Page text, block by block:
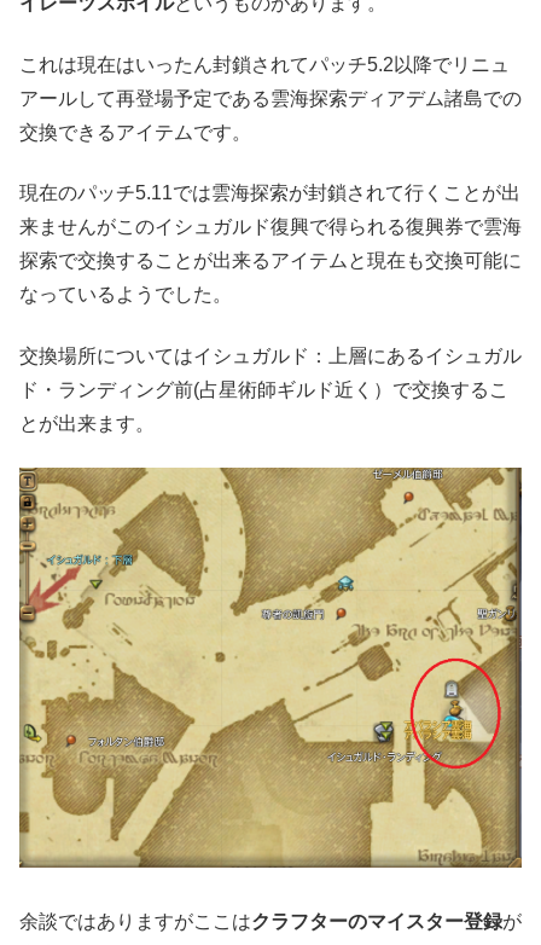
これは現在はいったん封鎖されてパッチ5.2以降でリニュ
アールして再登場予定である雲海探索ディアデム諸島での
交換できるアイテムです。
現在のパッチ5.11では雲海探索が封鎖されて行くことが出
来ませんがこのイシュガルド復興で得られる復興券で雲海
探索で交換することが出来るアイテムと現在も交換可能に
なっているようでした。
交換場所についてはイシュガルド：上層にあるイシュガル
ド・ランディング前(占星術師ギルド近く）で交換するこ
とが出来ます。
余談ではありますがここはクラフターのマイスター登録が